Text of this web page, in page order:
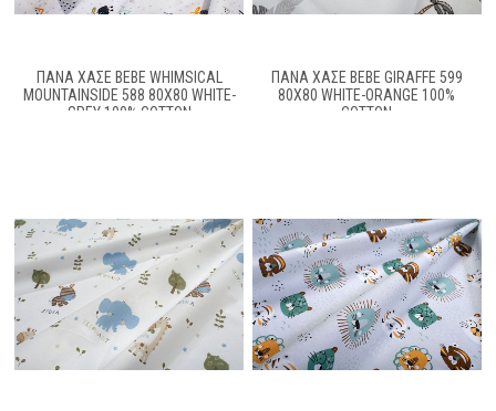
ΠΆΝΑ ΧΑΣΈ BEBE WHIMSICAL
MOUNTAINSIDE 588 80X80 WHITE-
GREY 100% COTTON
ΠΆΝΑ ΧΑΣΈ BEBE GIRAFFE 599
80X80 WHITE-ORANGE 100%
COTTON